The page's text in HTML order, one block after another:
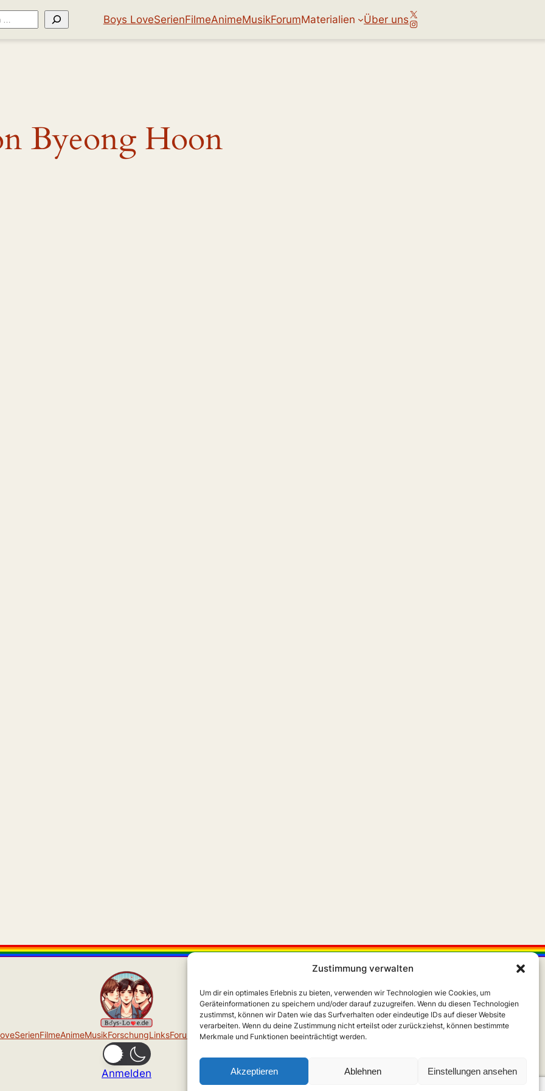
Zustimmung verwalten
Um dir ein optimales Erlebnis zu bieten, verwenden wir Technologien wie Cookies, um
Geräteinformationen zu speichern und/oder darauf zuzugreifen. Wenn du diesen Technologien
zustimmst, können wir Daten wie das Surfverhalten oder eindeutige IDs auf dieser Website
verarbeiten. Wenn du deine Zustimmung nicht erteilst oder zurückziehst, können bestimmte
Merkmale und Funktionen beeinträchtigt werden.
Akzeptieren Ablehnen Einstellungen ansehen
Boys LoveSerienFilmeAnimeMusikForumMaterialien Über unsX
Instagram
Byeong Hoon
SerienFilmeAnimeMusikForschungLinksForum Über unsImpressumX Instagram
Anmelden